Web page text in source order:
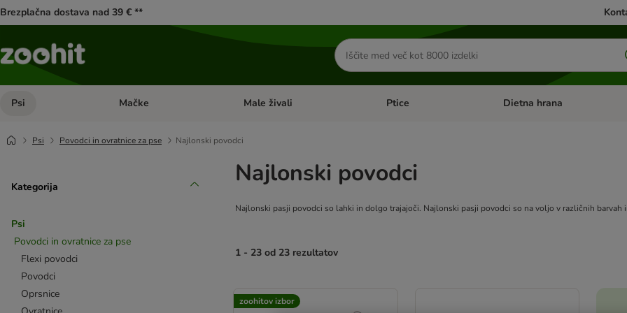
Brezplačna dostava nad 39 € **
Iskanje
izdelkov
Psi Odprite meni kategorij: Psi
Mačke Odprite meni kategorij: Mačke
Male živali Odprite meni kategorij: Male živali
Ptice Odprite meni kategorij: Ptice
Dietna hrana
Psi Povodci in ovratnice za pse Najlonski povodci
Kategorija
Psi
Povodci in ovratnice za pse
Flexi povodci
Povodci
Oprsnice
Najlonski povodci
Najlonski pasji povodci so lahki in dolgo trajajoči. Najlonski pasji povodci so na voljo v različnih barvah
1 - 23 od 23 rezultatov
zoohitov izbor